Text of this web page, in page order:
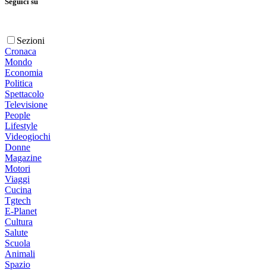
Sezioni
Cronaca
Mondo
Economia
Politica
Spettacolo
Televisione
People
Lifestyle
Videogiochi
Donne
Magazine
Motori
Viaggi
Cucina
Tgtech
E-Planet
Cultura
Salute
Scuola
Animali
Spazio